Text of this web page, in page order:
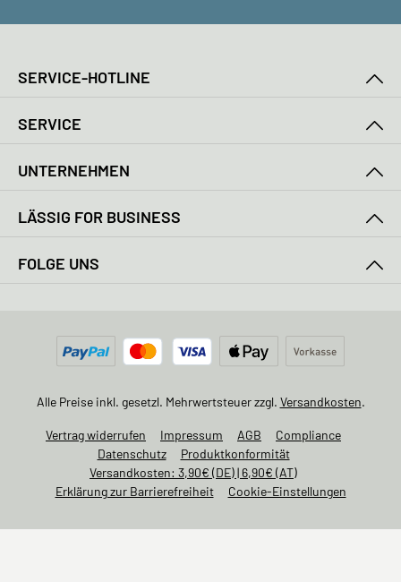
SERVICE-HOTLINE
SERVICE
UNTERNEHMEN
LÄSSIG FOR BUSINESS
FOLGE UNS
Alle Preise inkl. gesetzl. Mehrwertsteuer zzgl. Versandkosten.
Vertrag widerrufen Impressum AGB
Compliance
Datenschutz
Produktkonformität
Versandkosten: 3,90€ (DE) | 6,90€ (AT)
Erklärung zur Barrierefreiheit
Cookie-Einstellungen